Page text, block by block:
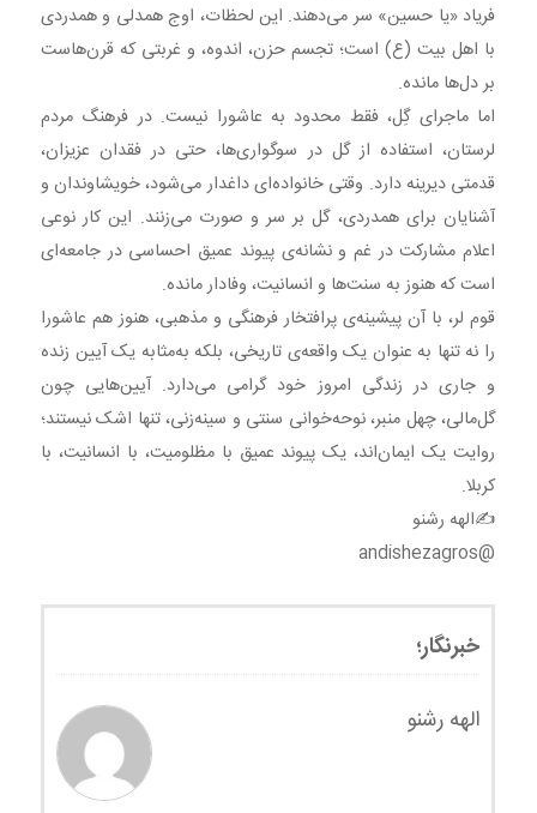
فریاد «یا حسین» سر می‌دهند. این لحظات، اوج همدلی و همدردی
با اهل بیت (ع) است؛ تجسم حزن، اندوه، و غربتی که قرن‌هاست
بر دل‌ها مانده.
اما ماجرای گِل، فقط محدود به عاشورا نیست. در فرهنگ مردم
لرستان، استفاده از گل در سوگواری‌ها، حتی در فقدان عزیزان،
قدمتی دیرینه دارد. وقتی خانواده‌ای داغدار می‌شود، خویشاوندان و
آشنایان برای همدردی، گل بر سر و صورت می‌زنند. این کار نوعی
اعلام مشارکت در غم و نشانه‌ی پیوند عمیق احساسی در جامعه‌ای
است که هنوز به سنت‌ها و انسانیت، وفادار مانده.
قوم لر، با آن پیشینه‌ی پرافتخار فرهنگی و مذهبی، هنوز هم عاشورا
را نه تنها به عنوان یک واقعه‌ی تاریخی، بلکه به‌مثابه یک آیین زنده‌
و جاری در زندگی امروز خود گرامی می‌دارد. آیین‌هایی چون
گل‌مالی، چهل منبر، نوحه‌خوانی سنتی و سینه‌زنی، تنها اشک نیستند؛
روایت یک ایمان‌اند، یک پیوند عمیق با مظلومیت، با انسانیت، با
کربلا.
✍️الهه رشنو
@andishezagros
خبرنگار؛
الهه رشنو